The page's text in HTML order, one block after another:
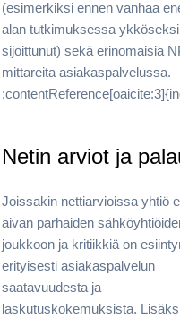
(esimerkiksi ennen vanhaa
alan tutkimuksessa ykköseksi
sijoittunut) sekä erinomaisia
mittareita asiakaspalvelussa.
Netin arviot ja
Joissakin nettiarvioissa yhtiö
aivan parhaiden
joukkoon ja kritiikkiä on
erityisesti asiakaspalvelun
saatavuudesta ja
laskutuskokemuksista.